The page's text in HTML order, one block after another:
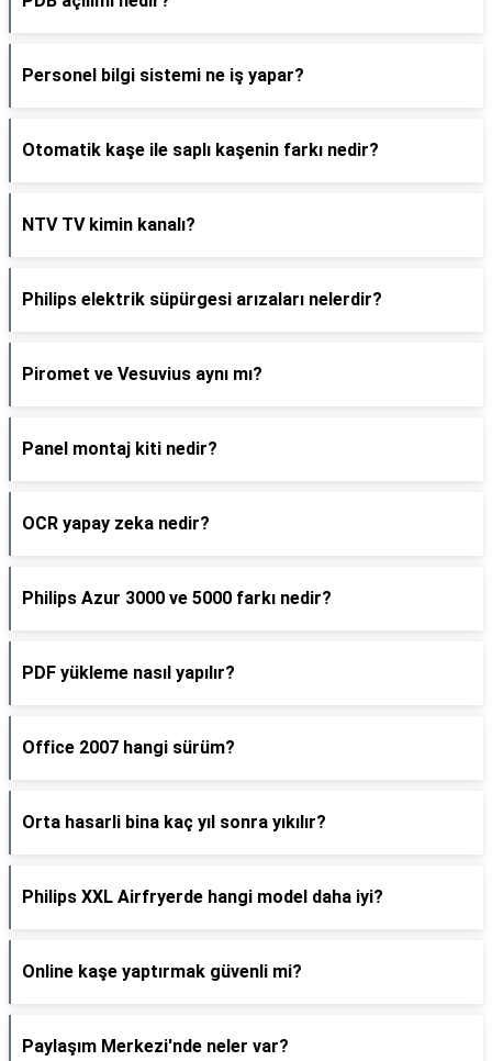
Personel bilgi sistemi ne iş yapar?
Otomatik kaşe ile saplı kaşenin farkı nedir?
NTV TV kimin kanalı?
Philips elektrik süpürgesi arızaları nelerdir?
Piromet ve Vesuvius aynı mı?
Panel montaj kiti nedir?
OCR yapay zeka nedir?
Philips Azur 3000 ve 5000 farkı nedir?
PDF yükleme nasıl yapılır?
Office 2007 hangi sürüm?
Orta hasarli bina kaç yıl sonra yıkılır?
Philips XXL Airfryerde hangi model daha iyi?
Online kaşe yaptırmak güvenli mi?
Paylaşım Merkezi'nde neler var?